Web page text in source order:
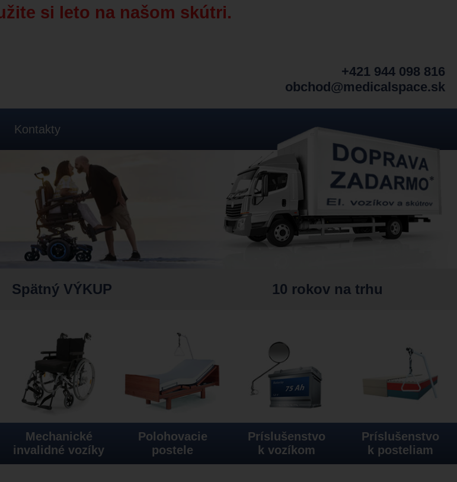
si leto na našom skútri.
+421 944 098 816
obchod@medicalspace.sk
Kontakty
Spätný VÝKUP 10 rokov na trhu
Mechanické
invalidné vozíky
Polohovacie
postele
Príslušenstvo
k vozíkom
Príslušenstvo
k posteliam